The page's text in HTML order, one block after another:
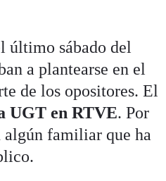
último sábado del
a plantearse en el
de los opositores. El
UGT en RTVE. Por
familiar que ha